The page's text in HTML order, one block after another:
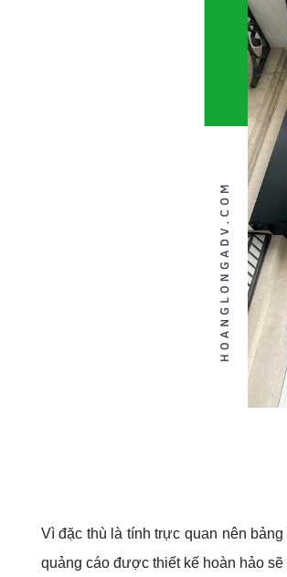
Vì đặc thù là tính trực quan nên
quảng cáo được thiết kế hoàn hảo